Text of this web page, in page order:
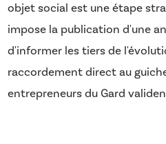
objet social est une étape
impose la publication d'une
d'informer les tiers de
raccordement direct au
entrepreneurs du Gard